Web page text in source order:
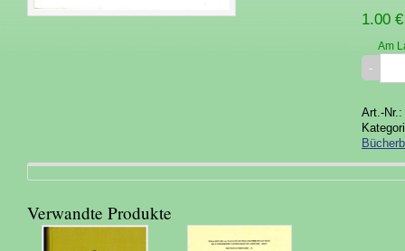
1.00 €
Am
Art.-Nr.:
Verwandte Produkte